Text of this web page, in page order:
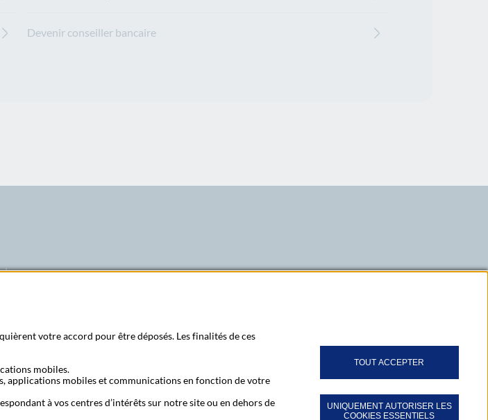
Devenir conseiller bancaire
S'abonner à toutes nos publications
votre accord pour être déposés. Les finalités de ces
mobiles.
applications mobiles et communications en fonction de votre
à vos centres d’intérêts sur notre site ou en dehors de
TOUT ACCEPTER
UNIQUEMENT AUTORISER LES
COOKIES ESSENTIELS